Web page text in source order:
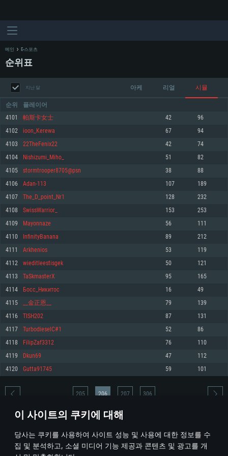
이 사이트의 쿠키에 대해
당사는 쿠키를 사용하여 사이트 성능 및 사용에 대한 정보를 수
집 및 분석하고, 소셜 미디어 기능 제공과 콘텐츠 및 광고를 개
최소사양
운영체제: Windows 10 (64 bit)
프로세서: 2.2 GHz 듀얼코어 이상
메모리: 4GB
그래픽 카드: DirectX 11 이상을 지원하는 AMD Radeon 77XX / NVIDIA
GeForce GT 660. 최소 사양 해상도: 720p
네트워크: 브로드밴드 인터넷
여유 저장 공간: 22.1 GB (최소 클라이언트)
권장 사양
570 혹은 그 이상
여유 저장 공간: 62.2 GB (전체 클라이언트)
최소사양
운영체제: Mac OS Big Sur 11.0
프로세서: 최소 2.2 GHz의 Core i5 (Intel Xeon 은 지원하지 않습니다)
메모리: 6 GB
그래픽 카드: Metal 을 지원하는 Intel Iris Pro 5200 (Mac), 혹은 이와 비슷한 성
능을 가지는 Mac 버전의 AMD/Nvidia. 최소 해상도: 720p
네트워크: 브로드밴드 인터넷
여유 저장 공간: 22.1 GB (최소 클라이언트)
권장 사양
네트워크: 브로드밴드 인터넷
여유 저장 공간: 62.2 GB (전체 클라이언트)
최소사양
운영체제: 64bit Linux 중 최신 버전
프로세서: 2.4 GHz 듀얼코어
메모리: 4 GB
그래픽 카드: Vulkan 을 지원하고, 최신 그래픽 드라이버를 지원하는 NVIDIA
660 (6개월 미만) 혹은 그와 동급의 성능을 가지며 최신 그래픽 드라이버를 지
원하는 AMD (6개월 미만; 최소사양 지원 해상도 720p)
네트워크: 브로드밴드 인터넷
여유 저장 공간: 22.1 GB (최소 클라이언트)
권장 사양
운영체제: Ubuntu 20.04 64bit
프로세서: Intel Core i7
메모리: 16 GB
그래픽 카드: Vulkan 을 지원하고, 최신 그래픽 드라이버를 지원하는 NVIDIA
1060 (6개월 미만) 혹은 그와 동급의 성능을 가지며 최신 그래픽 드라이버를
지원하는 AMD RX 570 (6개월 미만; 최소사양 지원 해상도 720p) 이상
여유 저장 공간: 62.2 GB (전체 클라이언트)
메인 E-스포츠
순위표
지난 달 아케 리얼 시뮬
순위 플레이어
4101 帕斯卡女士 42 96
4102 ioon_Kerewa 67 94
4103 22TheFenix22 42 74
4104 Nishizumi_Miho_ 51 82
4105 stormtrooper8705@psn 38 88
4106 Adan-113 107 189
4107 The_D_point_Nr1 128 232
4108 SwissWarrior_ 153 253
4109 Mayonnaze 56 111
4110 InfinityBanana 89 212
4111 Arkhenios 53 119
4112 wieditleestisgek 50 121
4113 TaSkmasterX 95 165
4114 Босс_Никитос 16 49
4115 __金正恩__ 79 139
4116 TISH202 87 131
4117 TurbodieselC#1 52 86
4118 FilipZaf3312 76 110
4119 Dkun69 47 112
4120 Gutta91745 59 101
* 순위표는 매일 1회 갱신됩니다
205 206 207 306